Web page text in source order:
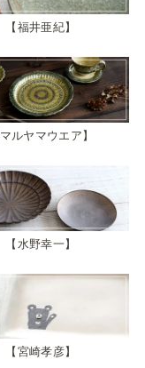
福井亜紀
マルヤマウエア
水野幸一
宮崎孝彦